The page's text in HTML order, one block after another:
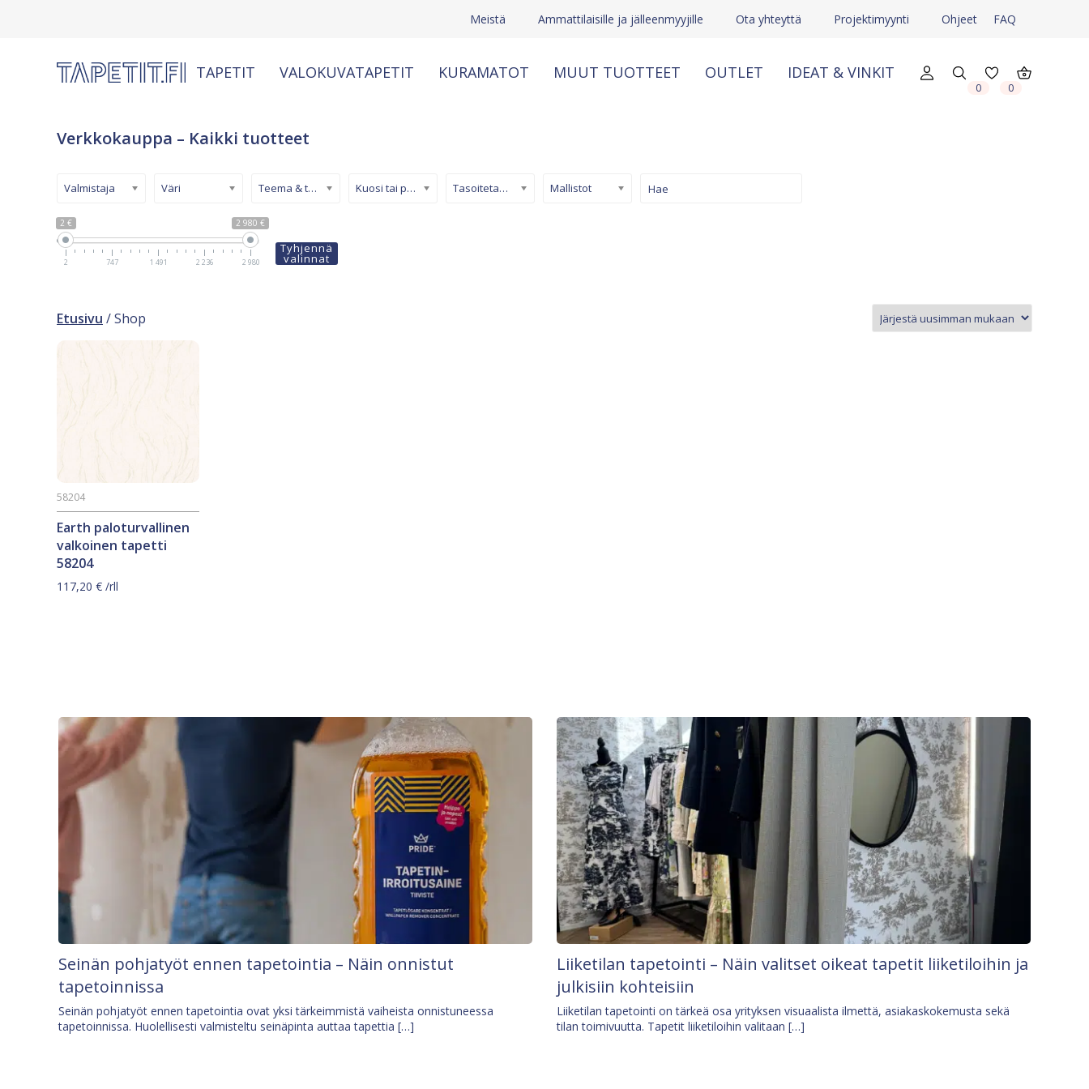
Meistä Ammattilaisille ja jälleenmyyjille Ota yhteyttä Projektimyynti Ohjeet FAQ
TAPETIT VALOKUVATAPETIT KURAMATOT MUUT TUOTTEET OUTLET IDEAT & VINKIT
0 0
Verkkokauppa – Kaikki tuotteet
2 € 2 980 €
2 747 1 491 2 236 2 980
Valmistaja Väri Teema & tyyli Kuosi tai pinta Tasoitetapetti Mallistot
Tyhjennä
valinnat
Etusivu / Shop
Earth paloturvallinen
valkoinen tapetti
58204
58204
117,20 € /rll
Seinän pohjatyöt ennen tapetointia – Näin onnistut
tapetoinnissa
Seinän pohjatyöt ennen tapetointia ovat yksi tärkeimmistä vaiheista onnistuneessa
tapetoinnissa. Huolellisesti valmisteltu seinäpinta auttaa tapettia […]
Liiketilan tapetointi – Näin valitset oikeat tapetit liiketiloihin ja
julkisiin kohteisiin
Liiketilan tapetointi on tärkeä osa yrityksen visuaalista ilmettä, asiakaskokemusta sekä
tilan toimivuutta. Tapetit liiketiloihin valitaan […]